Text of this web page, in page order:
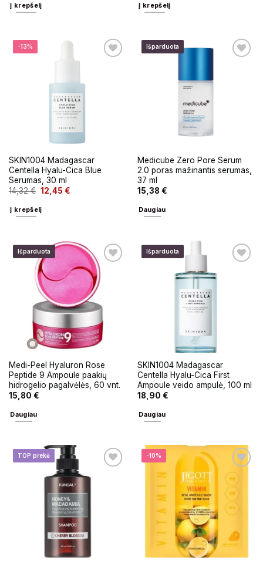
Į krepšelį Į krepšelį
-13%
SKIN1004 Madagascar
Centella Hyalu-Cica Blue
Serumas, 30 ml
14,32€ 12,45 €
Į krepšelį
Išparduota
Medicube Zero Pore Serum
2.0 poras mažinantis serumas,
37 ml
15,38 €
Daugiau
Išparduota
Medi-Peel Hyaluron Rose
Peptide 9 Ampoule paakių
hidrogelio pagalvėlės, 60 vnt.
15,80 €
Daugiau
Išparduota
SKIN1004 Madagascar
Centella Hyalu-Cica First
Ampoule veido ampulė, 100 ml
18,90 €
Daugiau
TOP prekė -10%